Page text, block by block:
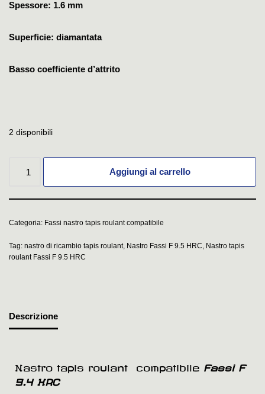
Spessore: 1.6 mm
Superficie: diamantata
Basso coefficiente d’attrito
2 disponibili
Aggiungi al carrello
Categoria: Fassi nastro tapis roulant compatibile
Tag: nastro di ricambio tapis roulant, Nastro Fassi F 9.5 HRC, Nastro tapis
roulant Fassi F 9.5 HRC
Descrizione
Nastro tapis roulant compatibile Fassi F
9.4 HRC